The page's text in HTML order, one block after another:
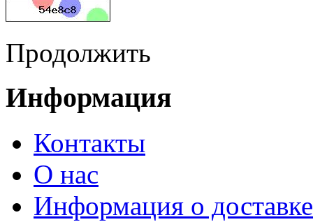
Продолжить
Информация
Контакты
О нас
Информация о доставке